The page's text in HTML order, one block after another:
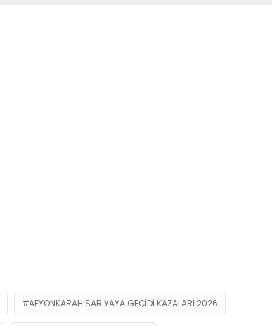
AFYONKARAHISAR YAYA GEÇIDI KAZALARI 2026